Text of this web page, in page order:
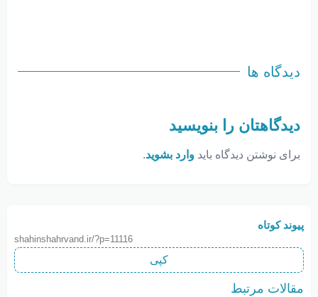
دیدگاه ها
دیدگاهتان را بنویسید
برای نوشتن دیدگاه باید وارد بشوید.
پیوند کوتاه
shahinshahrvand.ir/?p=11116
کپی
مقالات مرتبط